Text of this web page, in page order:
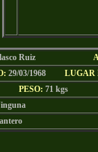
Blasco Ruiz
29/03/1968 LUGAR
PESO: 71 kgs